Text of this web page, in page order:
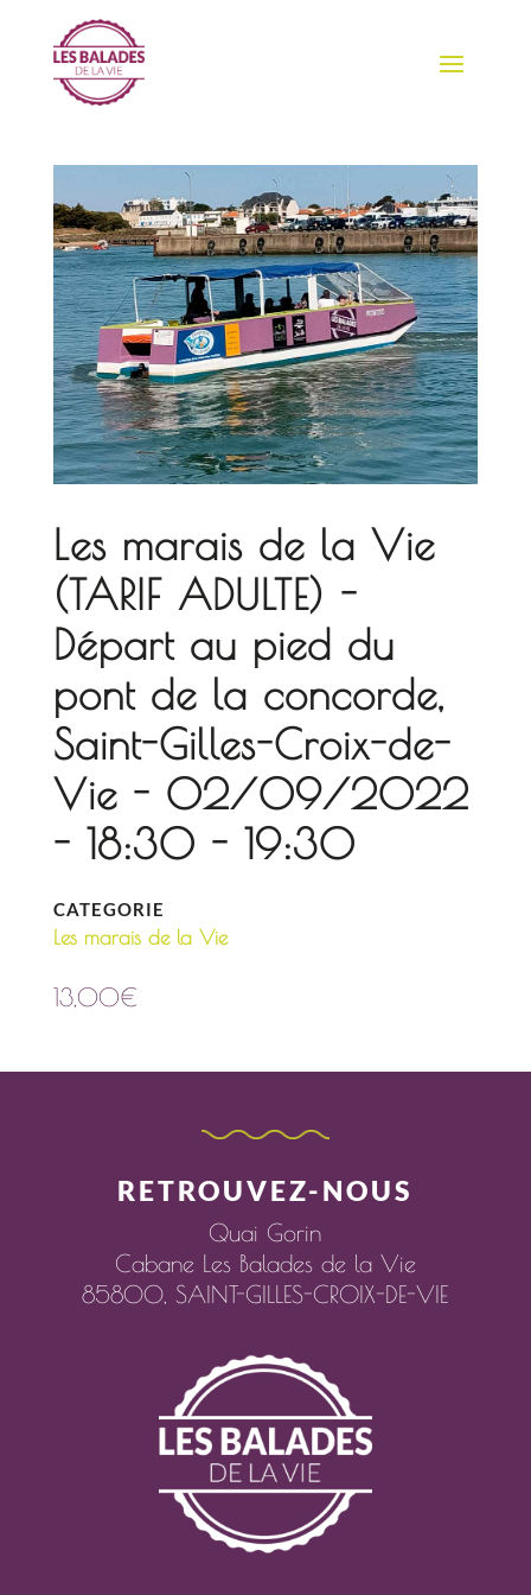
Les marais de la Vie
(TARIF ADULTE) -
Départ au pied du
pont de la concorde,
Saint-Gilles-Croix-de-
Vie - 02/09/2022
- 18:30 - 19:30
CATEGORIE
Les marais de la Vie
13,00€
RETROUVEZ-NOUS
Quai Gorin
Cabane Les Balades de la Vie
85800,SAINT-GILLES-CROIX-DE-VIE